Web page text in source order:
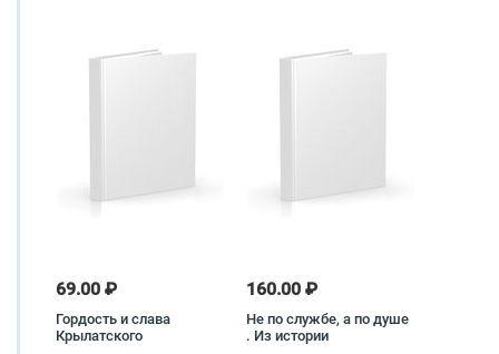
69.00 ₽
Гордость и слава
Крылатского
160.00 ₽
Не по службе, а по душе
. Из истории